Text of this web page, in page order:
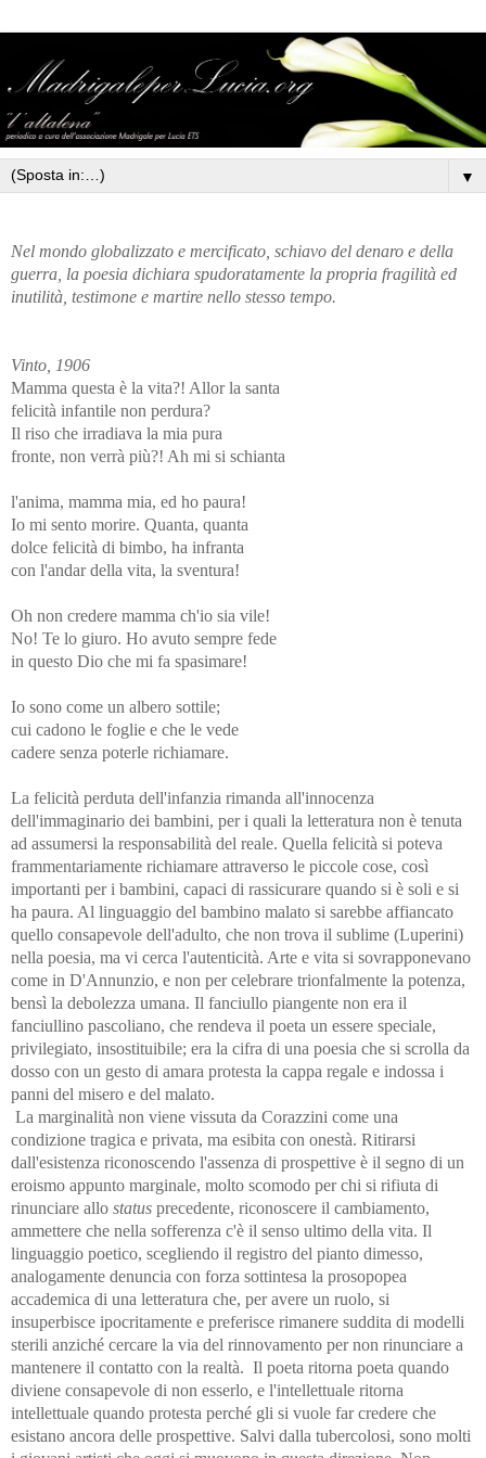
▼
Nel mondo globalizzato e mercificato, schiavo del denaro e della
guerra, la poesia dichiara spudoratamente la propria fragilità ed
inutilità, testimone e martire nello stesso tempo.
Vinto, 1906
Mamma questa è la vita?! Allor la santa
felicità infantile non perdura?
Il riso che irradiava la mia pura
fronte, non verrà più?! Ah mi si schianta
l'anima, mamma mia, ed ho paura!
Io mi sento morire. Quanta, quanta
dolce felicità di bimbo, ha infranta
con l'andar della vita, la sventura!
Oh non credere mamma ch'io sia vile!
No! Te lo giuro. Ho avuto sempre fede
in questo Dio che mi fa spasimare!
Io sono come un albero sottile;
cui cadono le foglie e che le vede
cadere senza poterle richiamare.
La felicità perduta dell'infanzia rimanda all'innocenza
dell'immaginario dei bambini, per i quali la letteratura non è tenuta
ad assumersi la responsabilità del reale. Quella felicità si poteva
frammentariamente richiamare attraverso le piccole cose, così
importanti per i bambini, capaci di rassicurare quando si è soli e si
ha paura. Al linguaggio del bambino malato si sarebbe affiancato
quello consapevole dell'adulto, che non trova il sublime (Luperini)
nella poesia, ma vi cerca l'autenticità. Arte e vita si sovrapponevano
come in D'Annunzio, e non per celebrare trionfalmente la potenza,
bensì la debolezza umana. Il fanciullo piangente non era il
fanciullino pascoliano, che rendeva il poeta un essere speciale,
privilegiato, insostituibile; era la cifra di una poesia che si scrolla da
dosso con un gesto di amara protesta la cappa regale e indossa i
panni del misero e del malato.
La marginalità non viene vissuta da Corazzini come una
condizione tragica e privata, ma esibita con onestà. Ritirarsi
dall'esistenza riconoscendo l'assenza di prospettive è il segno di un
eroismo appunto marginale, molto scomodo per chi si rifiuta di
rinunciare allo status precedente, riconoscere il cambiamento,
ammettere che nella sofferenza c'è il senso ultimo della vita. Il
linguaggio poetico, scegliendo il registro del pianto dimesso,
analogamente denuncia con forza sottintesa la prosopopea
accademica di una letteratura che, per avere un ruolo, si
insuperbisce ipocritamente e preferisce rimanere suddita di modelli
sterili anziché cercare la via del rinnovamento per non rinunciare a
mantenere il contatto con la realtà. Il poeta ritorna poeta quando
diviene consapevole di non esserlo, e l'intellettuale ritorna
intellettuale quando protesta perché gli si vuole far credere che
esistano ancora delle prospettive. Salvi dalla tubercolosi, sono molti